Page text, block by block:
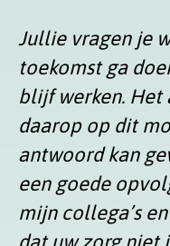
Jullie vragen je
toekomst ga
blijf werken. Het
daarop op dit
antwoord kan
een goede
mijn collega’s